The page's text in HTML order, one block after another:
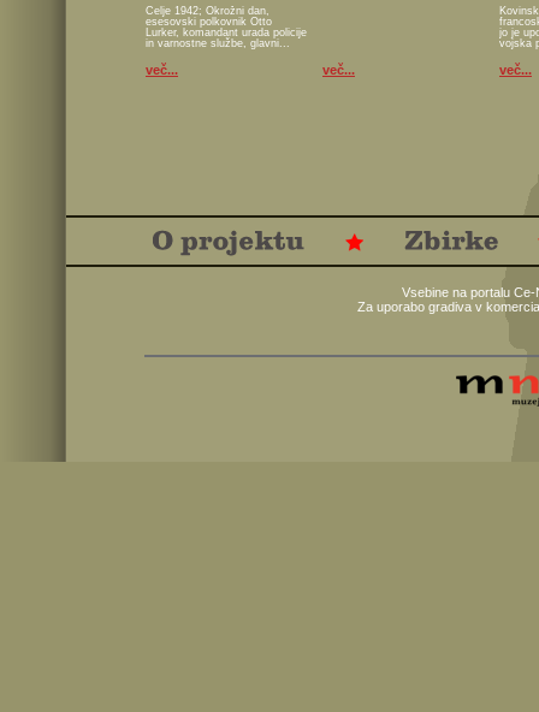
Celje 1942; Okrožni dan,
esesovski polkovnik Otto
Lurker, komandant urada policije
in varnostne službe, glavni...
več... več...
jo je
vojska
več...
Vsebine na portalu
Za uporabo gradiva v